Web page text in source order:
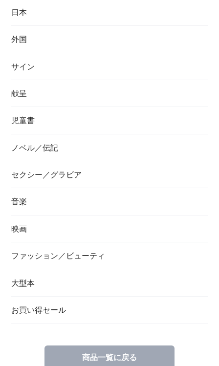
日本
外国
サイン
献呈
児童書
ノベル／伝記
セクシー／グラビア
音楽
映画
ファッション／ビューティ
大型本
お買い得セール
商品一覧に戻る